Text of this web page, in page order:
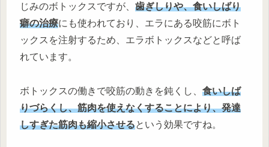
じみのボトックスですが、 歯ぎしりや、食いしばり
癖の治療にも使われており、エラにある咬筋にボト
ックスを注射するため、エラボトックスなどと呼ば
れています。
ボトックスの働きで咬筋の動きを鈍くし、 食いしば
りづらくし、筋肉を使えなくすることにより、発達
しすぎた筋肉も縮小させるという効果ですね。